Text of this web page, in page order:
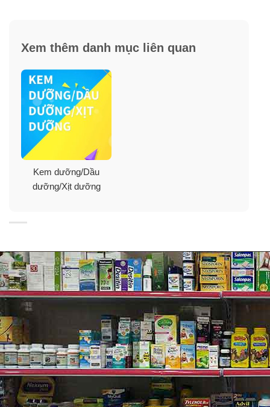
tín.
Kem dưỡng da chống lão hóa Olay Regenerist
Advanced Anti Aging Moisturizer
toàn phù hợp cho bạn, sản phẩm cao cấp của Olay
dành riêng cho những làn da lão hóa, công thức chống
nhăn cực mạnh, làm căng và nâng cơ mặt, giảm thiểu rõ
rệt nếp nhăn, vết chân chim, nếp gấp vùng khóe miệng
cho làn da tái sinh, đàn hồi, căng mọng trẻ trung.
Aging Moisturizer có tốt không??
Là dòng kem dưỡng da cao cấp của Olay được dày
công nghiên cứu và sáng tạo trong suốt một thời gian
dài.
Từ các kết quả nghiên cứu trong suốt nửa thế kỷ qua,
Olay sáng tạo và bổ sung vào thành phần kem dưỡng
hợp chất Amino-peptide đậm đặc, cùng chất dưỡng nội
bào và các protein biển mang tác dụng tái sinh số lượng
và hình dáng của hàng triệu tế bào bề mặt da, giúp
chống nhăn, nâng cơ mặt và làm căng da một cách hiệu
quả.
Xem thêm danh mục liên quan
Kem dưỡng/Dầu
dưỡng/Xịt dưỡng